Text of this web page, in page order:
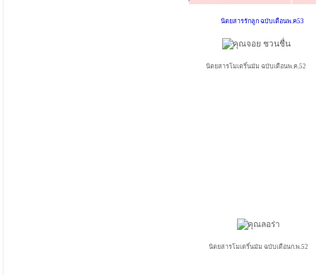
นิตยสารรักลูก ฉบับเดือนพ.ค53
นิตยสารโมเดริ์นมัม ฉบับเดือนพ.ค.52
นิตยสารโมเดริ์นมัม ฉบับเดือนก.พ.52